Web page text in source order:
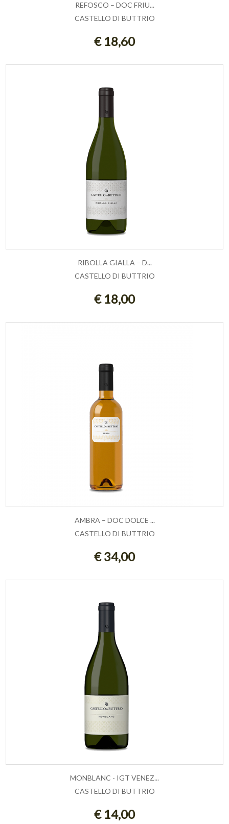
AGGIUNGI AL CARRELLO
REFOSCO – DOC FRIU...
CASTELLO DI BUTTRIO
€ 18,60
AGGIUNGI AL CARRELLO
RIBOLLA GIALLA – D...
CASTELLO DI BUTTRIO
€ 18,00
ESAURITO
AMBRA – DOC DOLCE ...
CASTELLO DI BUTTRIO
€ 34,00
AGGIUNGI AL CARRELLO
MONBLANC - IGT VENEZ...
CASTELLO DI BUTTRIO
€ 14,00